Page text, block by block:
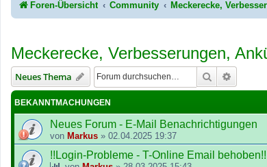
Foren-Übersicht Community Meckerecke,
Meckerecke, Verbesserungen,
Neues Thema Suche
BEKANNTMACHUNGEN
Neues Forum - E-Mail Benachrichtigungen
von Markus » 02.04.2025 19:37
!!Login-Probleme - T-Online Email behoben!!